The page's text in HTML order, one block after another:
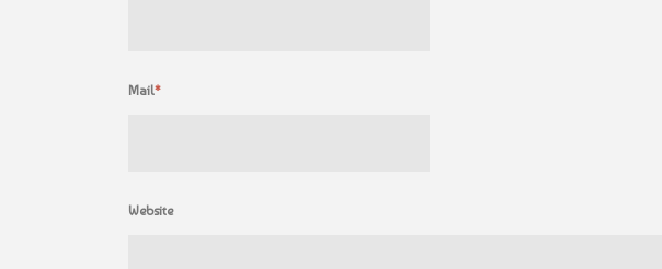
Mail*
Website